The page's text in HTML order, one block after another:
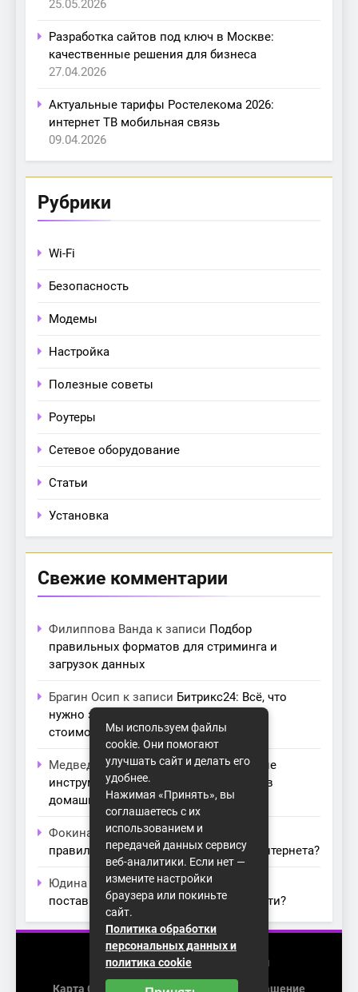
25.05.2026
Разработка сайтов под ключ в Москве:
качественные решения для бизнеса
27.04.2026
Актуальные тарифы Ростелекома 2026:
интернет ТВ мобильная связь
09.04.2026
Рубрики
Wi-Fi
Безопасность
Модемы
Настройка
Полезные советы
Роутеры
Сетевое оборудование
Статьи
Установка
Свежие комментарии
Филиппова Ванда к записи Подбор
правильных форматов для стриминга и
загрузок данных
Брагин Осип к записи Битрикс24: Всё, что
нужно знать о лицензиях, тарифах и
стоимости в компании Айтекс
Медведева Амалияк записиОсновные
инструменты для создания серверов в
домашних условиях
Фокина Невак записиКак выбрать
правильный модем для домашнего интернета?
Юдина Ивонак записиПроблемы с
поставщиками интернета: как их обойти?
2026 (с) https://homenet-spb.ru
Карта Сайта Пользовательское Соглашение
Мы используем файлы
cookie. Они помогают
улучшать сайт и делать его
удобнее.
Нажимая «Принять», вы
соглашаетесь с их
использованием и
передачей данных сервису
веб-аналитики. Если нет —
измените настройки
браузера или покиньте
сайт.
Политика обработки
персональных данных и
политика cookie